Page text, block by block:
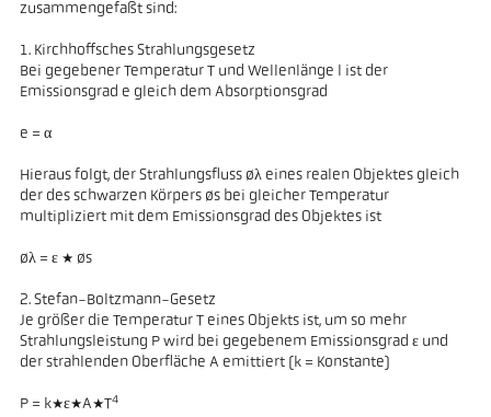
zusammengefaßt sind:
1. Kirchhoffsches Strahlungsgesetz
Bei gegebener Temperatur T und Wellenlänge l ist der
Emissionsgrad e gleich dem Absorptionsgrad
e = α
Hieraus folgt, der Strahlungsfluss øλ eines realen Objektes gleich
der des schwarzen Körpers øs bei gleicher Temperatur
multipliziert mit dem Emissionsgrad des Objektes ist
øλ = ε * øs
2. Stefan-Boltzmann-Gesetz
Je größer die Temperatur T eines Objekts ist, um so mehr
Strahlungsleistung P wird bei gegebenem Emissionsgrad ε und
der strahlenden Oberfläche A emittiert (k = Konstante)
P = k*ε*A*T4